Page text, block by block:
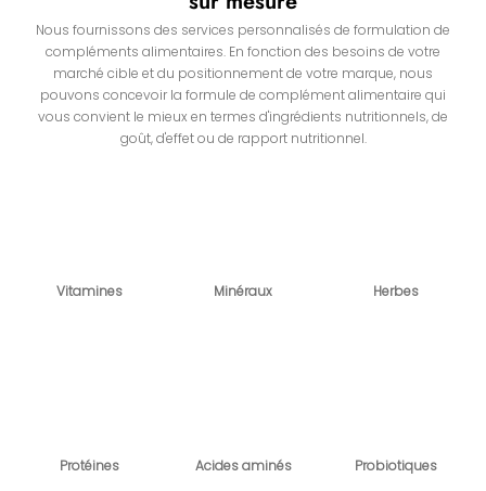
Nous fournissons des services personnalisés de formulation de
compléments alimentaires. En fonction des besoins de votre
marché cible et du positionnement de votre marque, nous
pouvons concevoir la formule de complément alimentaire qui
vous convient le mieux en termes d'ingrédients nutritionnels, de
goût, d'effet ou de rapport nutritionnel.
Vitamines Minéraux Herbes
Protéines Acides aminés Probiotiques